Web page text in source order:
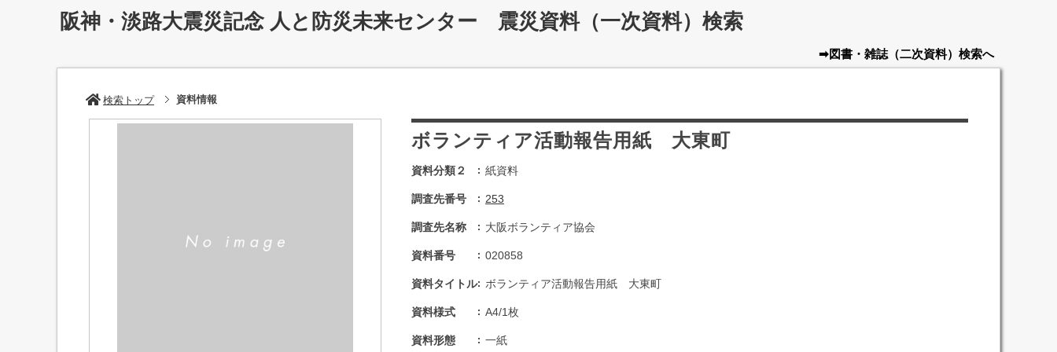
阪神・淡路大震災記念 人と防災未来センター 震災資料（一次資料）検索
➡図書・雑誌（二次資料） 検索へ
検索トップ 資料情報
ボランティア活動報告用紙 大東町
資料分類２ 紙資料
調査先番号 253
調査先名称 大阪ボランティア協会
資料番号 020858
資料タイトル ボランティア活動報告用紙 大東町
資料様式 A4/1枚
資料形態 一紙